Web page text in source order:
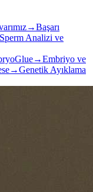
→Başarı
Sperm Analizi ve
→Embriyo ve
→Genetik Ayıklama